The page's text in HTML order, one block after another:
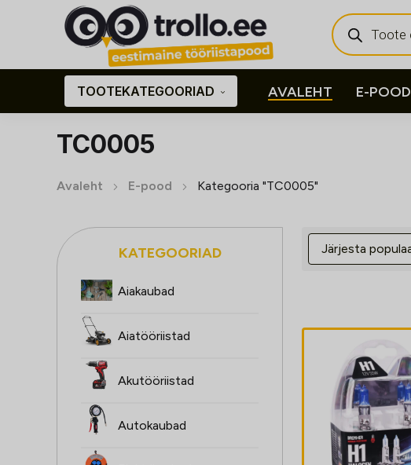
Products
search
TOOTEKATEGOORIAD AVALEHT E-POOD
TC0005
Avaleht E-pood Kategooria "TC0005"
KATEGOORIAD
Aiakaubad
Aiatööriistad
Akutööriistad
Autokaubad
ŻARÓWKI H4,
60/55W, XENON
SUPER valge